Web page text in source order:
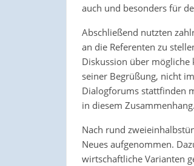
auch und besonders für
Abschließend nutzten
an die Referenten zu
Diskussion über
seiner Begrüßung, nicht
Dialogforums stattfinden
in diesem Zusammenhang.
Nach rund
Neues aufgenommen.
wirtschaftliche Varianten